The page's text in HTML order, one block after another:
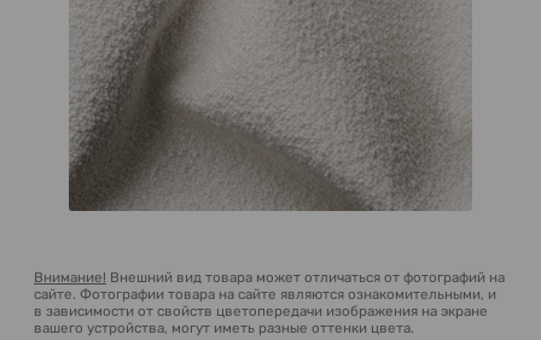
Внимание! Внешний вид товара может отличаться от фотографий на
сайте. Фотографии товара на сайте являются ознакомительными, и
в зависимости от свойств цветопередачи изображения на экране
вашего устройства, могут иметь разные оттенки цвета.